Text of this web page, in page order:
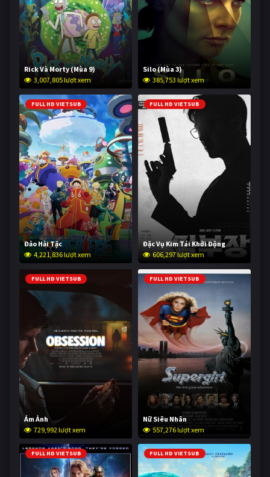
Rick Và Morty (Mùa 9)
3,007,805 lượt xem
Silo (Mùa 3)
385,753 lượt xem
FULL HD VIETSUB
Đảo Hải Tặc
4,221,836 lượt xem
FULL HD VIETSUB
Đặc Vụ Kim Tái Khởi Động
606,297 lượt xem
FULL HD VIETSUB
Ám Ảnh
729,992 lượt xem
FULL HD VIETSUB
Nữ Siêu Nhân
557,276 lượt xem
FULL HD VIETSUB FULL HD VIETSUB